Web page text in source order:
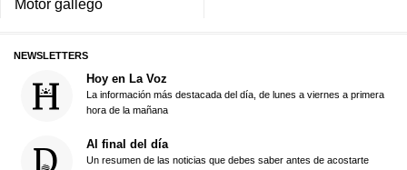
NEWSLETTERS
Hoy en La Voz
La información más destacada del día, de lunes a viernes a primera
hora de la mañana
Al final del día
Un resumen de las noticias que debes saber antes de acostarte